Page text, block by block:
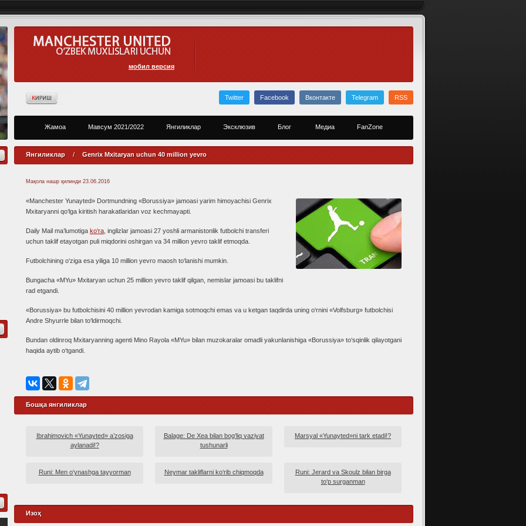
мобил версия
Twitter Facebook Вконтакте Telegram RSS
Жамоа Мавсум 2021/2022 Янгиликлар Эксклюзив Блог Медиа FanZone
Янгиликлар / Genrix Mxitaryan uchun 40 million yevro
Мақола нашр қилинди 23.06.2016
«Manchester Yunayted» Dortmundning «Borussiya» jamoasi yarim himoyachisi Genrix
Mxitaryanni qo‘lga kiritish harakatlaridan voz kechmayapti.
Daily Mail ma’lumotiga ko‘ra , inglizlar jamoasi 27 yoshli armanistonlik futbolchi transferi
uchun taklif etayotgan puli miqdorini oshirgan va 34 million yevro taklif etmoqda.
Futbolchining o‘ziga esa yiliga 10 million yevro maosh to‘lanishi mumkin.
Bungacha «MYu» Mxitaryan uchun 25 million yevro taklif qilgan, nemislar jamoasi bu taklifni
rad etgandi.
«Borussiya» bu futbolchisini 40 million yevrodan kamiga sotmoqchi emas va u ketgan taqdirda uning o‘rnini «Volfsburg» futbolchisi
Andre Shyurrle bilan to‘ldirmoqchi.
Bundan oldinroq Mxitaryanning agenti Mino Rayola «MYu» bilan muzokaralar omadli yakunlanishiga «Borussiya» to‘sqinlik qilayotgani
haqida aytib o‘tgandi.
Бошқа янгиликлар
Ibrahimovich «Yunayted» a’zosiga
aylanadi!?
Balage: De Xea bilan bog‘liq vaziyat
tushunarli
Marsyal «Yunayted»ni tark etadi!?
Runi: Men o‘ynashga tayyorman Neymar takliflarni ko‘rib chiqmoqda
Runi: Jerard va Skoulz bilan birga
to‘p surganman
Изоҳ